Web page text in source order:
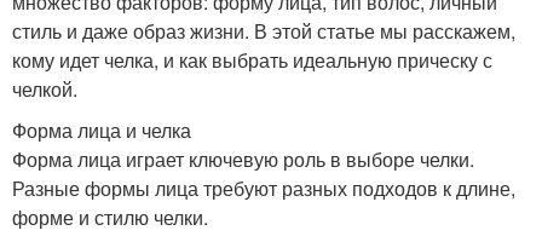
стиль и даже образ жизни. В этой статье мы расскажем,
кому идет челка, и как выбрать идеальную прическу с
челкой.
Форма лица и челка
Форма лица играет ключевую роль в выборе челки.
Разные формы лица требуют разных подходов к длине,
форме и стилю челки.